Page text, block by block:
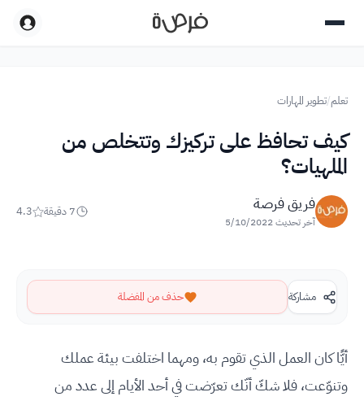
تعلم/تطوير المهارات
كيف تحافظ على تركيزك وتتخلص من
الملهيات؟
فريق فرصة
آخر تحديث5/10/2022
7 دقيقة 4.3
مشاركة حذف من المفضلة
أيًّا كان العمل الذي تقوم به، ومهما اختلفت بيئة عملك
وتنوّعت، فلا شكّ أنّك تعرّضت في أحد الأيام إلى عدد من